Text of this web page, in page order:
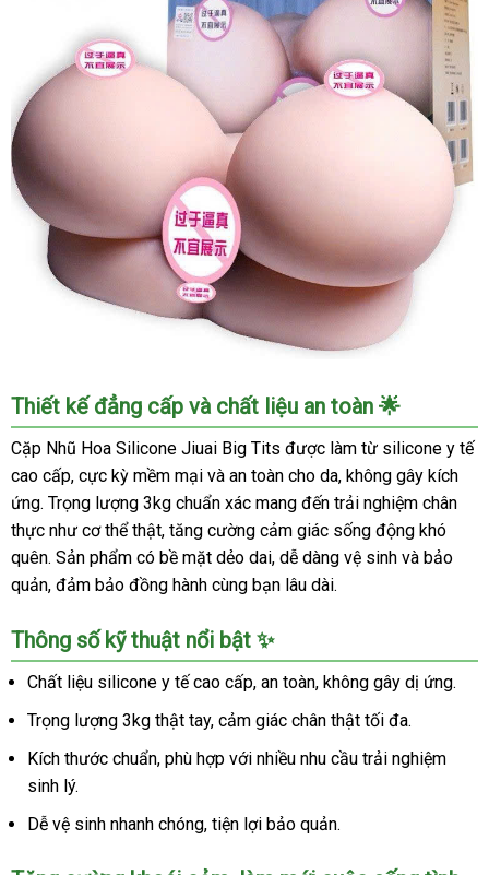
Cặp
Nhũ
Hoa
Silicone
Jiuai
3kg
Kích
Thích
Âm
Tự
Nhiên
Thiết kế đẳng cấp và chất liệu an toàn 🌟
Cặp Nhũ Hoa Silicone Jiuai Big Tits được làm từ silicone y tế
cao cấp, cực kỳ mềm mại và an toàn cho da, không gây kích
ứng. Trọng lượng 3kg chuẩn xác mang đến trải nghiệm chân
thực như cơ thể thật, tăng cường cảm giác sống động khó
quên. Sản phẩm có bề mặt dẻo dai, dễ dàng vệ sinh và bảo
quản, đảm bảo đồng hành cùng bạn lâu dài.
Thông số kỹ thuật nổi bật ✨
Chất liệu silicone y tế cao cấp, an toàn, không gây dị ứng.
Trọng lượng 3kg thật tay, cảm giác chân thật tối đa.
Kích thước chuẩn, phù hợp với nhiều nhu cầu trải nghiệm
sinh lý.
Dễ vệ sinh nhanh chóng, tiện lợi bảo quản.